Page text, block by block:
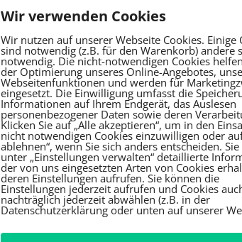
Wir verwenden Cookies
Wir nutzen auf unserer Webseite Cookies. Einige
sind notwendig (z.B. für den Warenkorb) andere
notwendig. Die nicht-notwendigen Cookies
der Optimierung unseres Online-Angebotes,
Webseitenfunktionen und werden für
eingesetzt. Die Einwilligung umfasst die
Informationen auf Ihrem Endgerät, das Auslesen
personenbezogener Daten sowie deren
Klicken Sie auf „Alle akzeptieren“, um in den
nicht notwendigen Cookies einzuwilligen oder
ablehnen“, wenn Sie sich anders entscheiden.
unter „Einstellungen verwalten“ detaillierte
der von uns eingesetzten Arten von Cookies
deren Einstellungen aufrufen. Sie können die
Einstellungen jederzeit aufrufen und Cookies
nachträglich jederzeit abwählen (z.B. in der
Datenschutzerklärung oder unten auf unserer